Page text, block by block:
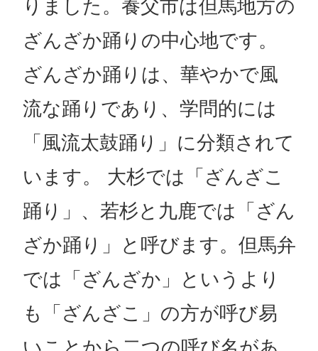
りました。養父市は但馬地方の
ざんざか踊りの中心地です。
ざんざか踊りは、華やかで風
流な踊りであり、学問的には
「風流太鼓踊り」に分類されて
います。 大杉では「ざんざこ
踊り」、若杉と九鹿では「ざん
ざか踊り」と呼びます。但馬弁
では「ざんざか」というより
も「ざんざこ」の方が呼び易